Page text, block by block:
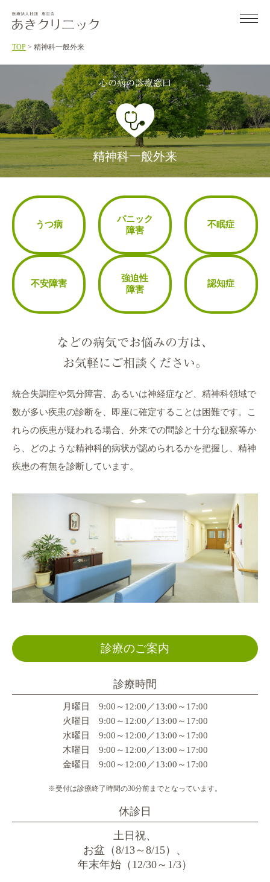
〒736-0082 広島県広島市安芸区船越南3丁目7-12
Tel.082-822-0753
精神科一般外来
あき居宅介護支援事業所
お問い合わせ
TOP > 精神科一般外来
心の病の診療窓口
精神科一般外来
うつ病
パニック
障害
不眠症
不安障害
強迫性
障害
認知症
などの病気でお悩みの方は、
お気軽にご相談ください。
統合失調症や気分障害、あるいは神経症など、精神科領域で
数が多い疾患の診断を、即座に確定することは困難です。こ
れらの疾患が疑われる場合、外来での問診と十分な観察等か
ら、どのような精神科的病状が認められるかを把握し、精神
疾患の有無を診断しています。
診療のご案内
診療時間
月曜日 9:00～12:00／13:00～17:00
火曜日 9:00～12:00／13:00～17:00
水曜日 9:00～12:00／13:00～17:00
木曜日 9:00～12:00／13:00～17:00
金曜日 9:00～12:00／13:00～17:00
※受付は診療終了時間の30分前までとなっています。
休診日
土日祝、
お盆（8/13～8/15）、
年末年始（12/30～1/3）